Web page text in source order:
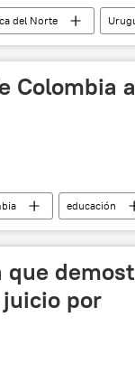
del Norte
Colombia
educación
que
por